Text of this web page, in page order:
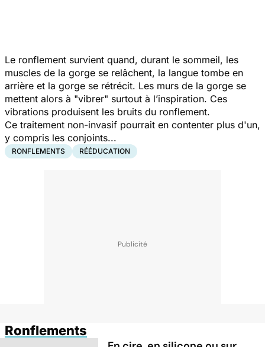
Le ronflement survient quand, durant le sommeil, les
muscles de la gorge se relâchent, la langue tombe en
arrière et la gorge se rétrécit. Les murs de la gorge se
mettent alors à "vibrer" surtout à l’inspiration. Ces
vibrations produisent les bruits du ronflement.
Ce traitement non-invasif pourrait en contenter plus d'un,
y compris les conjoints...
RONFLEMENTS RÉÉDUCATION
Ronflements